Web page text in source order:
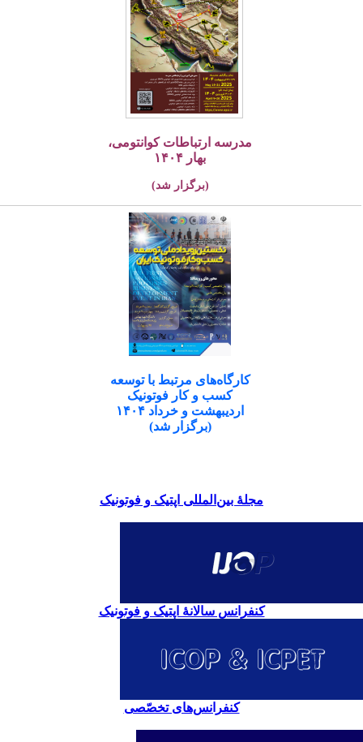
مدرسه ارتباطات کوانتومی،
بهار ۱۴۰۴
(برگزار شد)
کارگاه‌های مرتبط با توسعه
کسب و کار فوتونیک
اردیبهشت و خرداد ۱۴۰۴
(برگزار شد)
مجلۀ بین‌المللی اپتیک و فوتونیک
کنفرانس سالانۀ اپتیک و فوتونیک
کنفرانس‌های تخصّصی